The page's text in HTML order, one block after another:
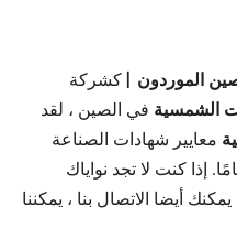
الموردون |كشركة
في الصين ، لقد
معايير شهادات الصناعة
إذا كنت لا تجد نواياك
أيضا الاتصال بنا ، يمكننا